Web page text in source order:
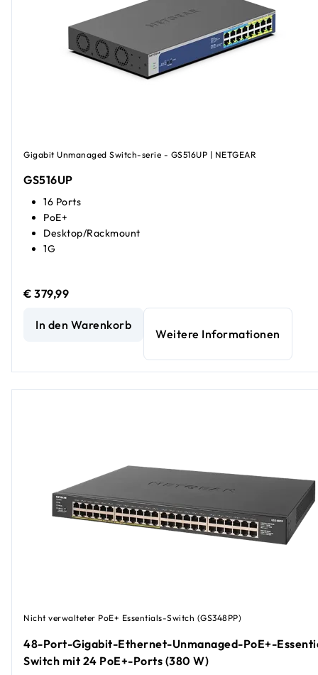
Gigabit Unmanaged Switch-serie - GS516UP | NETGEAR
GS516UP
16 Ports
PoE+
Desktop/Rackmount
1G
€ 379,99
Unmanaged Hochleistungs-PoE+-Switch mit 16 Gigabit-
In den Warenkorb
Weitere Informationen
Nicht verwalteter PoE+ Essentials-Switch (GS348PP)
48-Port-Gigabit-Ethernet-Unmanaged-PoE+-
Switch mit 24 PoE+-Ports (380 W)